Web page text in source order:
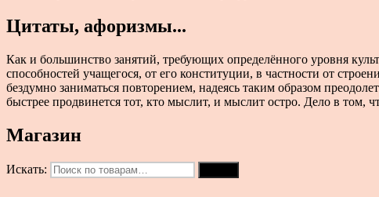
Цитаты, афоризмы...
Как и большинство занятий, требующих определённого уровня
способностей учащегося, от его конституции, в частности от
бездумно заниматься повторением, надеясь таким образом
быстрее продвинется тот, кто мыслит, и мыслит остро. Дело в том,
Магазин
Искать: